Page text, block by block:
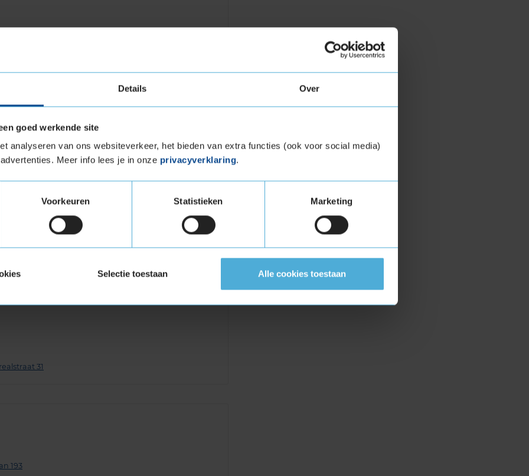
Details Over
goed werkende site
analyseren van ons websiteverkeer, het bieden van extra functies (ook voor social media)
Meer info lees je in onze privacyverklaring.
Voorkeuren Statistieken Marketing
Selectie toestaan Alle cookies toestaan
3
578
31
193